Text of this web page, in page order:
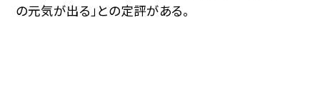
の元気が出る」との定評がある。